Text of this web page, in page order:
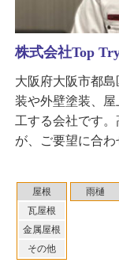
屋根
瓦屋根
金属屋根
その他
雨樋
株式会社Top
大阪府大阪市都
装や外壁塗装、
工する会社です
が、ご要望に合わ